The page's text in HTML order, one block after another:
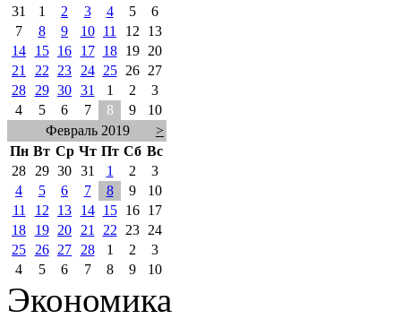
31
1 2 3 4 5
6
7
8 9 10 11 12
13
14
15 16 17 18 19
20
21
22 23 24 25 26
27
28
29 30 31 1 2
3
4
5 6 7 8 9
10
Февраль 2019
>
Пн Вт Ср Чт Пт Сб Вс
28
29 30 31 1 2
3
4
5 6 7 8 9
10
11
12 13 14 15 16
17
18
19 20 21 22 23
24
25
26 27 28 1 2
3
4
5 6 7 8 9 10
Экономика